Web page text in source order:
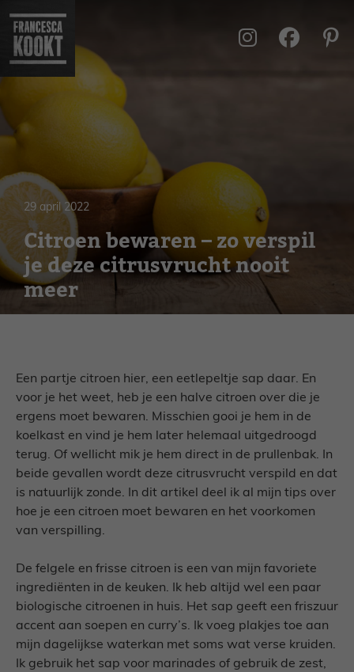
naar
inhoud
29 april 2022
Citroen bewaren – zo verspil
je deze citrusvrucht nooit
meer
Een partje citroen hier, een eetlepeltje sap daar. En
voor je het weet, heb je een halve citroen over die je
ergens moet bewaren. Misschien gooi je hem in de
koelkast en vind je hem later helemaal uitgedroogd
terug. Of wellicht mik je hem direct in de prullenbak. In
beide gevallen wordt deze citrusvrucht verspild en dat
is natuurlijk zonde. In dit artikel deel ik al mijn tips over
hoe je een citroen moet bewaren en het voorkomen
van verspilling.
De felgele en frisse citroen is een van mijn favoriete
ingrediënten in de keuken. Ik heb altijd wel een paar
biologische citroenen in huis. Het sap geeft een friszuur
accent aan soepen en curry’s. Ik voeg plakjes toe aan
mijn dagelijkse waterkan met soms wat verse kruiden.
Ik gebruik het sap voor marinades of gebruik de zest,